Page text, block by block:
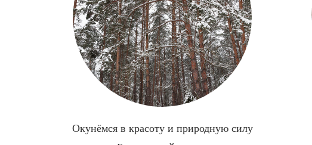
Окунёмся в красоту и природную силу